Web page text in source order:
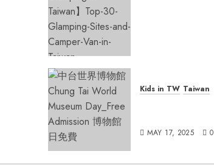
Kids in TW Taiwan
MAY 17, 2025 0